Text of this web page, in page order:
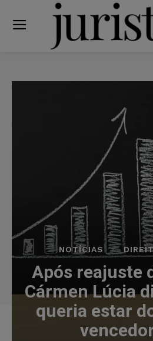
NOTÍCIAS
Após reajuste
Cármen Lúcia
queria estar